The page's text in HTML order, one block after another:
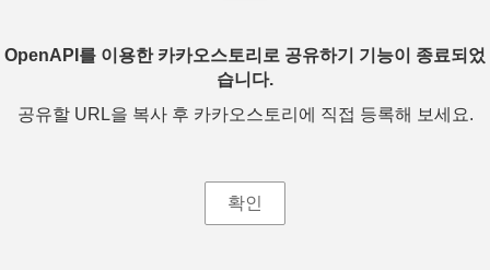
OpenAPI를 이용한 카카오스토리로 공유하기 기능이 종료되었
습니다.
공유할 URL을 복사 후 카카오스토리에 직접 등록해 보세요.
확인